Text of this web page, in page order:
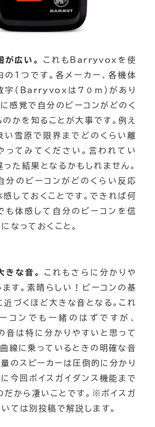
ウンリバー
ヌー 四万湖
が広い。 これもBarryvoxを使
の１つです。各メーカー、各機体
字（Barryvoxは７０ｍ）があり
感覚で自分のビーコンがどのく
かを知ることが大事です。例え
い雪原で限界までどのくらい離
ってみてください。言われてい
た結果となるかもしれません。
分のビーコンがどのくらい反応
しておくことです。できれば何
も体感して自分のビーコンを信
なっておくこと。
きな音。 これもさらに分かりや
す。素晴らしい！ビーコンの基
づくほど大きな音となる。これ
コンでも一緒のはずですが、
は特に分かりやすいと思って
曲線に乗っているときの明確な音
のスピーカーは圧倒的に分かり
今回ボイスガイダンス機能まで
だから凄いことです。※ボイスガ
ては別投稿で解説します。